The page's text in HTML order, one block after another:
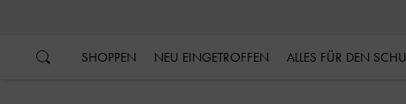
SHOPPEN NEU EINGETROFFEN ALLES FÜR DEN